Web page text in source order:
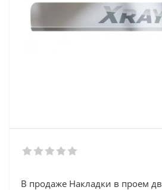
В продаже Накладки в проем